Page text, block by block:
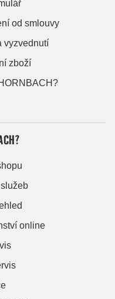
od smlouvy
vyzvednutí
zboží
online